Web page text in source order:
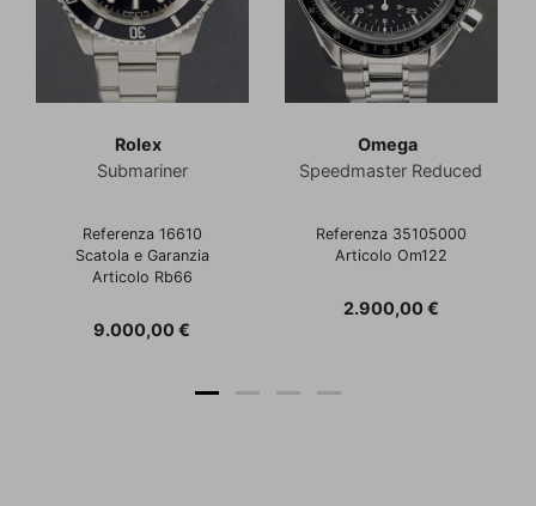
Rolex
Submariner
Referenza 16610
Scatola e Garanzia
Articolo Rb66
Prezzo
9.000,00 €
Omega
Speedmaster Reduced
Referenza 35105000
Articolo Om122
Prezzo
2.900,00 €